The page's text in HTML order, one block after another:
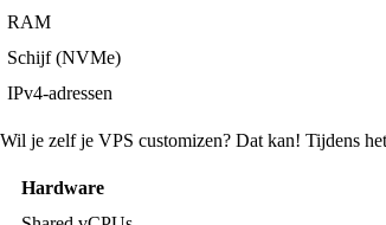
RAM
Schijf (NVMe)
IPv4-adressen
Wil je zelf je VPS customizen? Dat kan! Tijdens
Hardware